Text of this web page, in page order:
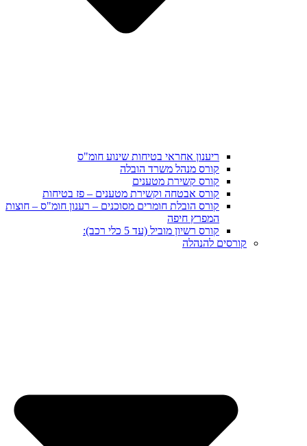
ריענון אחראי בטיחות שינוע חומ"ס
קורס מנהל משרד הובלה
קורס קשירת מטענים
קורס אבטחה וקשירת מטענים – פז בטיחות
קורס הובלת חומרים מסוכנים – רענון חומ"ס – חוצות
המפרץ חיפה
קורס רשיון מוביל (עד 5 כלי רכב):
קורסים להנהלה